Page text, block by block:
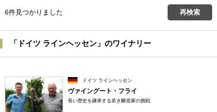
6件見つかりました 再検索
「ドイツ ラインヘッセン」のワイナリー
ドイツ ラインヘッセン
ヴァイングート・フライ
長い歴史を継承する若き醸造家の挑戦